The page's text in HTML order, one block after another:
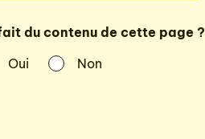
du contenu de cette page ?
Oui
Non